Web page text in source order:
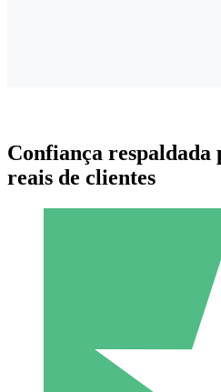
Pacotes de
Pague conforme o uso com
Confiança respaldada
reais de clientes